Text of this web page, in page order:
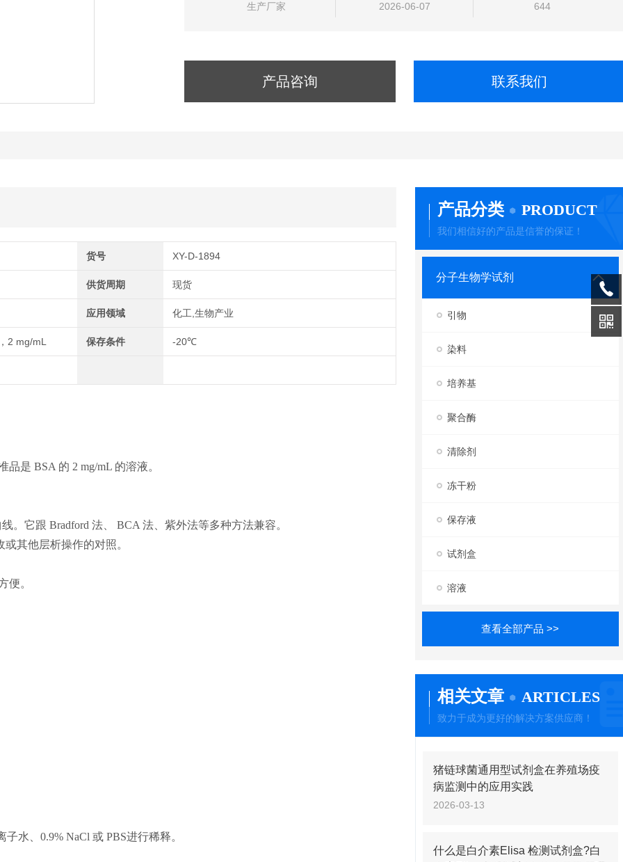
生产厂家 2026-06-07 644
产品咨询 联系我们
货号 XY-D-1894
供货周期 现货
应用领域 化工,生物产业
2 mg/mL 保存条件 -20℃
是 BSA 的 2 mg/mL 的溶液。
。它跟 Bradford 法、 BCA 法、紫外法等多种方法兼容。
其他层析操作的对照。
便。
水、0.9% NaCl 或 PBS进行稀释。
产品分类 PRODUCT
我们相信好的产品是信誉的保证！
分子生物学试剂
引物
染料
培养基
聚合酶
清除剂
冻干粉
保存液
试剂盒
溶液
查看全部产品 >>
相关文章 ARTICLES
致力于成为更好的解决方案供应商！
猪链球菌通用型试剂盒在养殖场疫
病监测中的应用实践
2026-03-13
什么是白介素Elisa 检测试剂盒?白